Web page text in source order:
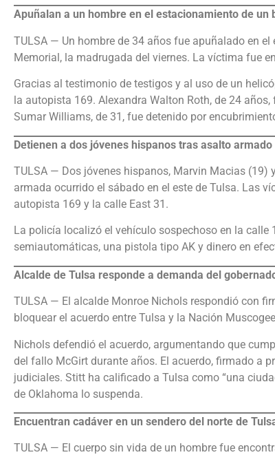
Apuñalan a un hombre en el estacionamiento de un
TULSA — Un hombre de 34 años fue apuñalado en el
Memorial, la madrugada del viernes. La víctima fue
Gracias al testimonio de testigos y al uso de un
la autopista 169. Alexandra Walton Roth, de 24
Sumar Williams, de 31, fue detenido por
Detienen a dos jóvenes hispanos tras asalto
TULSA — Dos jóvenes hispanos, Marvin Macias
armada ocurrido el sábado en el este de Tulsa. Las
autopista 169 y la calle East 31.
La policía localizó el vehículo sospechoso en la
semiautomáticas, una pistola tipo AK y dinero en
Alcalde de Tulsa responde a demanda del
TULSA — El alcalde Monroe Nichols respondió con
bloquear el acuerdo entre Tulsa y la Nación
Nichols defendió el acuerdo, argumentando que
del fallo McGirt durante años. El acuerdo, firmado a
judiciales. Stitt ha calificado a Tulsa como “una
de Oklahoma lo suspenda.
Encuentran cadáver en un sendero del norte de
TULSA — El cuerpo sin vida de un hombre fue